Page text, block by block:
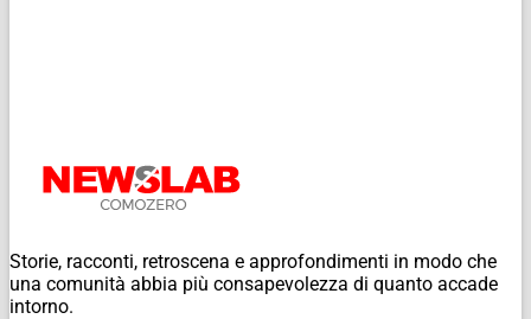
Storie, racconti, retroscena e approfondimenti in modo che
una comunità abbia più consapevolezza di quanto accade
intorno.